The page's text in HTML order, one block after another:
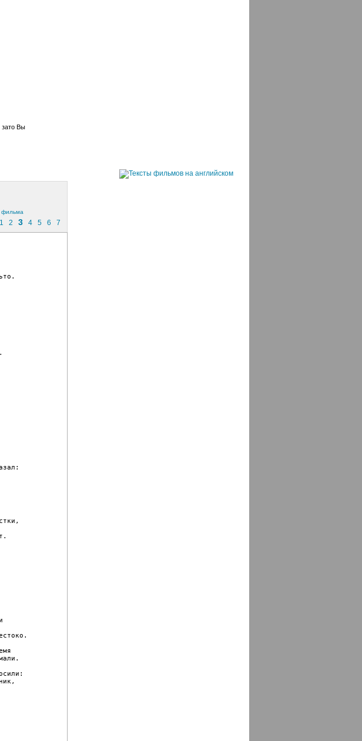
зато Вы
фильма
1 2 3 4 5 6 7